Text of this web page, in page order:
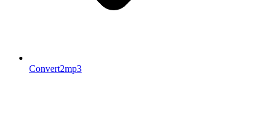
Convert2mp3